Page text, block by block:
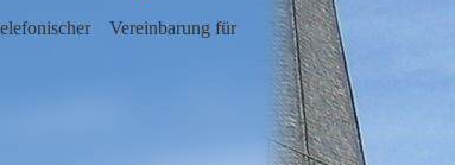
Vereinbarung für